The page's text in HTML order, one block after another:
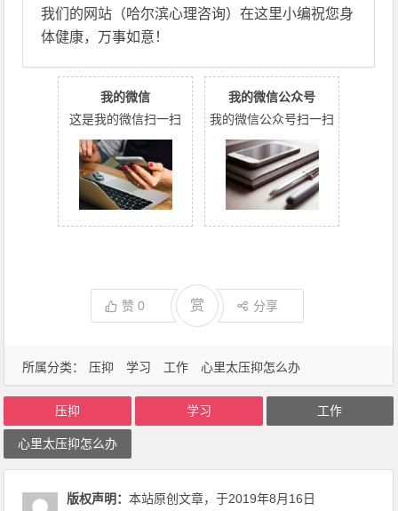
所属分类： 压抑 学习 工作 心里太压抑怎么办
我们的网站（哈尔滨心理咨询）在这里小编祝您身
体健康，万事如意！
我的微信
这是我的微信扫一扫
我的微信公众号
我的微信公众号扫一扫
赞0 赏 分享
压抑 学习 工作
心里太压抑怎么办
版权声明：本站原创文章，于2019年8月16日